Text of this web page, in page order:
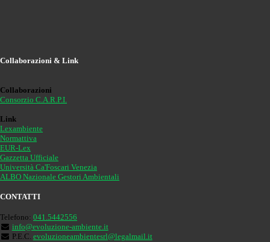
Collaborazioni & Link
Collaborazioni
Consorzio C.A.R.P.I.
Link
Lexambiente
Normattiva
EUR-Lex
Gazzetta Ufficiale
Università Ca'Foscari Venezia
ALBO Nazionale Gestori Ambientali
CONTATTI
Telefono: 041.5442556
info@evoluzione-ambiente.it
P.E.C. evoluzioneambientesrl@legalmail.it